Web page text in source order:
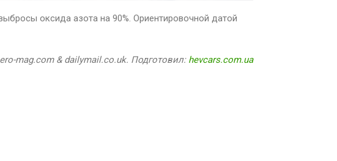
оксида азота на 90%. Ориентировочной датой
mag.com & dailymail.co.uk. Подготовил: hevcars.com.ua